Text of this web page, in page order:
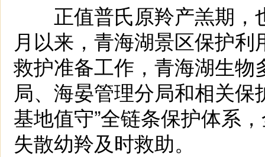
正值普氏原羚产羔期，
月以来，青海湖景区保护
救护准备工作，青海湖生
局、海晏管理分局和相关
基地值守”全链条保护体系
失散幼羚及时救助。